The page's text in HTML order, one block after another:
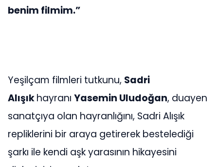
benim filmim.”
Yeşilçam filmleri tutkunu, Sadri
Alışıkhayranı Yasemin Uludoğan, duayen
sanatçıya olan hayranlığını, Sadri Alışık
repliklerini bir araya getirerek bestelediği
şarkı ile kendi aşk yarasının hikayesini